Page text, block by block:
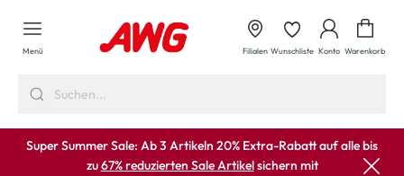
springen
Menü Filialen Wunschliste Konto Warenkorb
Super Summer Sale: Ab 3 Artikeln 20% Extra-Rabatt auf alle bis
zu67% reduzierten Sale Artikelsichern mit